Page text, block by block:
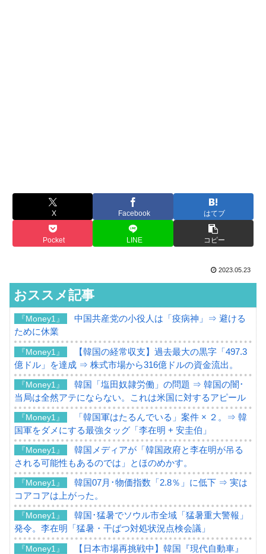
X Facebook はてブ
Pocket LINE コピー
2023.05.23
おススメ記事
『Money1』
中国共産党の小役人は「疫病神」⇒ 避ける
ために休業
『Money1』
【韓国の経常収支】過去最大の黒字「497.3
億ドル」を達成 ⇒ 株式市場から316億ドルの資金流出。
『Money1』
韓国「塩田奴隷労働」の問題 ⇒ 韓国の闇･
当局は全然アテにならない。これは米国に対するアピール
『Money1』
「韓国軍はたるんでいる」案件 × ２。⇒ 韓
国軍をダメにする最強タッグ「李在明 + 安圭伯」
『Money1』
韓国メディアが「韓国政府と李在明が吊る
される可能性もあるのでは」とほのめかす。
『Money1』
韓国07月･物価指数「2.8％」に低下 ⇒ 実は
コアコアは上がった。
『Money1』
韓国･猛暑でソウル市全域「猛暑重大警報」
発令。李在明「猛暑・干ばつ対処状況点検会議」
『Money1』
【日本市場再挑戦中】韓国『現代自動車』